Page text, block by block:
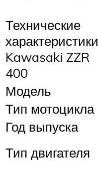
Технические
характеристики
Kawasaki ZZR
400
Модель
Тип мотоцикла
Год выпуска
Тип двигателя